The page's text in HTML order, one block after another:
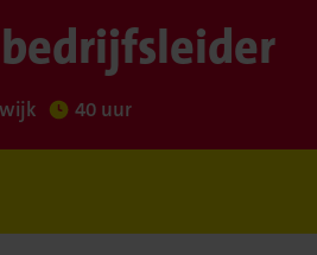
40 uur